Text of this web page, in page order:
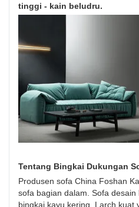
tinggi - kain beludru.
Tentang Bingkai Dukungan
Produsen sofa China Foshan
sofa bagian dalam. Sofa
bingkai kayu kering. Larch kuat